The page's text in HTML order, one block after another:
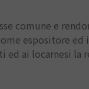
comune e
espositore ed
ed ai locarnesi la